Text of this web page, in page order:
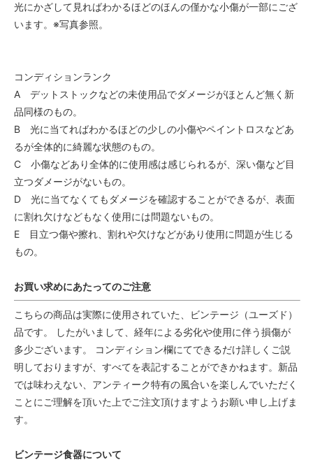
光にかざして見ればわかるほどのほんの僅かな小傷が一部にござ
います。※写真参照。
コンディションランク
A デットストックなどの未使用品でダメージがほとんど無く新
品同様のもの。
B 光に当てればわかるほどの少しの小傷やペイントロスなどあ
るが全体的に綺麗な状態のもの。
C 小傷などあり全体的に使用感は感じられるが、深い傷など目
立つダメージがないもの。
D 光に当てなくてもダメージを確認することができるが、表面
に割れ欠けなどもなく使用には問題ないもの。
E 目立つ傷や擦れ、割れや欠けなどがあり使用に問題が生じる
もの。
お買い求めにあたってのご注意
こちらの商品は実際に使用されていた、ビンテージ（ユーズド）
品です。 したがいまして、経年による劣化や使用に伴う損傷が
多少ございます。 コンディション欄にてできるだけ詳しくご説
明しておりますが、すべてを表記することができかねます。新品
では味わえない、アンティーク特有の風合いを楽しんでいただく
ことにご理解を頂いた上でご注文頂けますようお願い申し上げま
す。
ビンテージ食器について